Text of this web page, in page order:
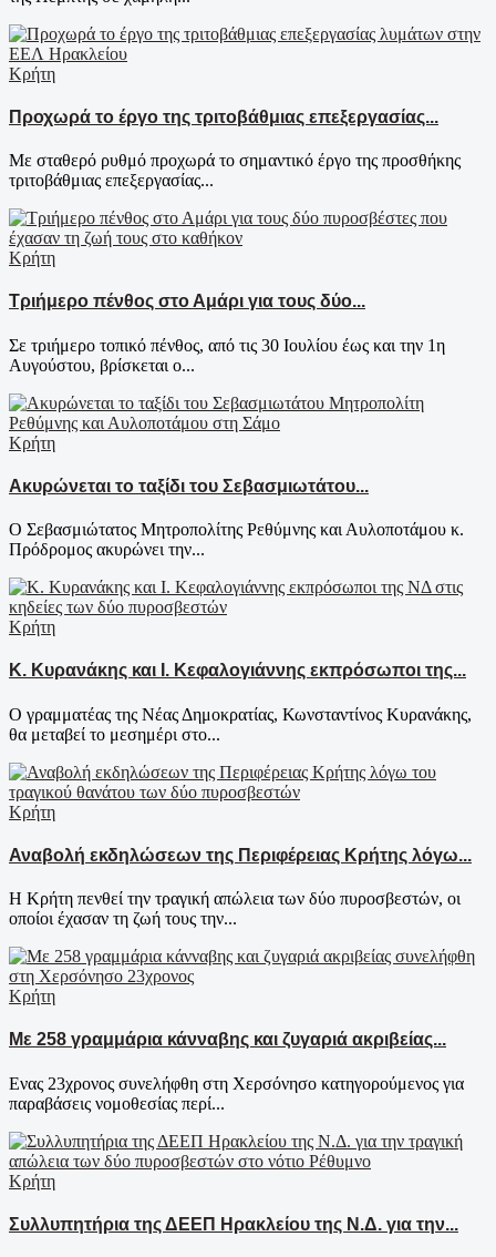
Κρήτη
Προχωρά το έργο της τριτοβάθμιας επεξεργασίας...
Με σταθερό ρυθμό προχωρά το σημαντικό έργο της προσθήκης
τριτοβάθμιας επεξεργασίας...
Κρήτη
Τριήμερο πένθος στο Αμάρι για τους δύο...
Σε τριήμερο τοπικό πένθος, από τις 30 Ιουλίου έως και την 1η
Αυγούστου, βρίσκεται ο...
Κρήτη
Ακυρώνεται το ταξίδι του Σεβασμιωτάτου...
Ο Σεβασμιώτατος Μητροπολίτης Ρεθύμνης και Αυλοποτάμου κ.
Πρόδρομος ακυρώνει την...
Κρήτη
Κ. Κυρανάκης και Ι. Κεφαλογιάννης εκπρόσωποι της...
Ο γραμματέας της Νέας Δημοκρατίας, Κωνσταντίνος Κυρανάκης,
θα μεταβεί το μεσημέρι στο...
Κρήτη
Αναβολή εκδηλώσεων της Περιφέρειας Κρήτης λόγω...
Η Κρήτη πενθεί την τραγική απώλεια των δύο πυροσβεστών, οι
οποίοι έχασαν τη ζωή τους την...
Κρήτη
Με 258 γραμμάρια κάνναβης και ζυγαριά ακριβείας...
Ενας 23χρονος συνελήφθη στη Χερσόνησο κατηγορούμενος για
παραβάσεις νομοθεσίας περί...
Κρήτη
Συλλυπητήρια της ΔΕΕΠ Ηρακλείου της Ν.Δ. για την...